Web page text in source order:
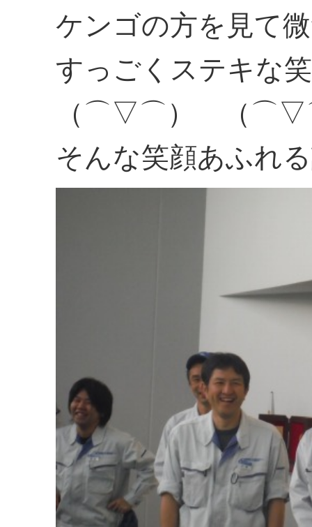
ケンゴの方を見て
すっごくステキな
（⌒▽⌒） （
そんな笑顔あふれ